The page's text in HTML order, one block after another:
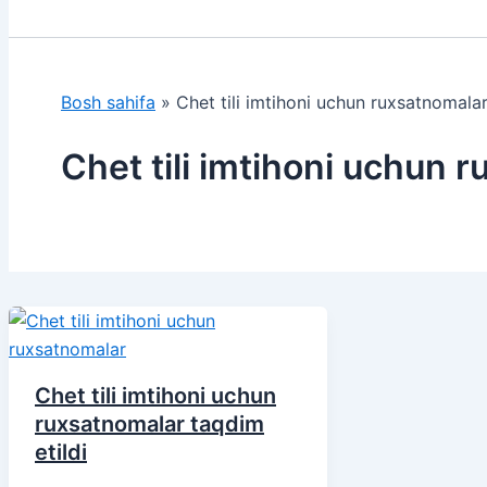
Bosh sahifa » Chet tili imtihoni uchun ruxsatnomalar
Chet tili imtihoni uchun
Chet tili imtihoni uchun
ruxsatnomalar taqdim
etildi